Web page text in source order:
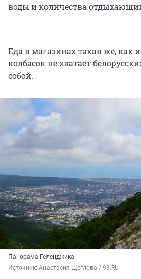
воды и количества
Еда в магазинах такая же, как
колбасок не хватает
собой.
Панорама Геленджика
Источник: Анастасия Щеглова / 93.RU